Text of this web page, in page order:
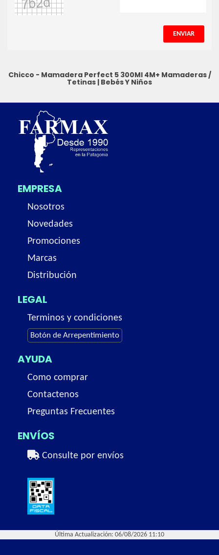
ENVIAR
Chicco - Mamadera Perfect 5 300Ml 4M+ Mamaderas /
Tetinas | Bebés Y Niños
EMPRESA
Nosotros
Novedades
Promociones
Marcas
Distribución
LEGAL
Terminos y condiciones
Botón de Arrepentimiento
AYUDA
Como comprar
Contactenos
Preguntas Frecuentes
ENVÍOS
Consulte por envíos
Última Actualización: 06/08/2026 11:10